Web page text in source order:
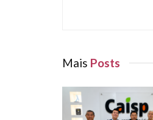
Mais Posts